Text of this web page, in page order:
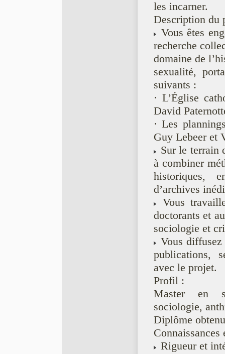
les incarner.
Description du
Vous êtes
recherche
domaine de
sexualité,
suivants :
· L’Église
David
· Les
Guy Lebeer et
Sur le terrain
à combiner
historiques,
d’archives
Vous
doctorants et
sociologie et
Vous diffusez
publications,
avec le projet.
Profil :
Master en
sociologie,
Diplôme
Connaissances
Rigueur et